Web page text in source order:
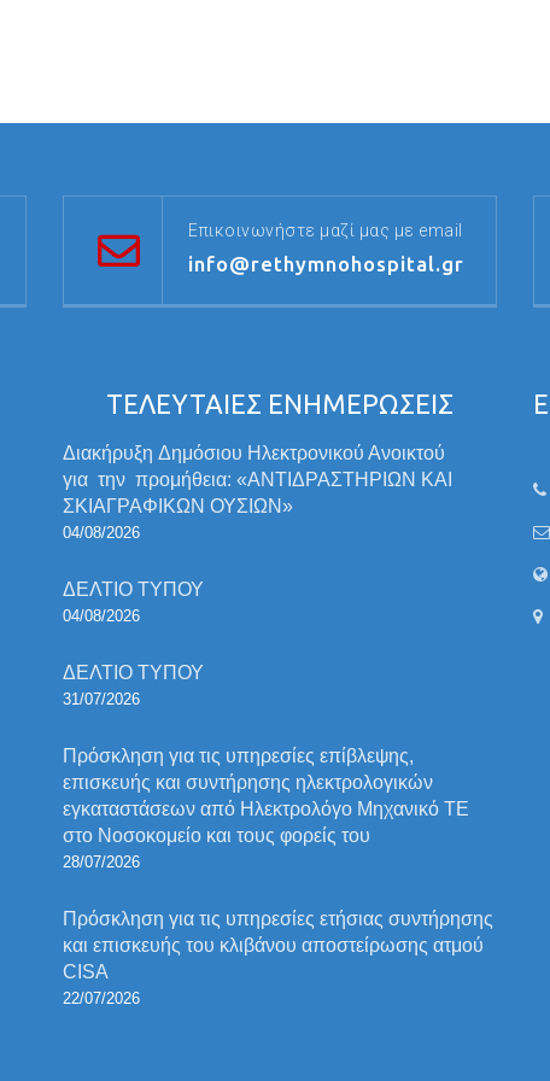
Επικοινωνήστε μαζί μας με email
info@rethymnohospital.gr
ΤΕΛΕΥΤΑΙΕΣ ΕΝΗΜΕΡΩΣΕΙΣ
Διακήρυξη Δημόσιου Ηλεκτρονικού Ανοικτού
για την προμήθεια: «ΑΝΤΙΔΡΑΣΤΗΡΙΩΝ ΚΑΙ
ΣΚΙΑΓΡΑΦΙΚΩΝ ΟΥΣΙΩΝ»
04/08/2026
ΔΕΛΤΙΟ ΤΥΠΟΥ
04/08/2026
ΔΕΛΤΙΟ ΤΥΠΟΥ
31/07/2026
Πρόσκληση για τις υπηρεσίες επίβλεψης,
επισκευής και συντήρησης ηλεκτρολογικών
εγκαταστάσεων από Ηλεκτρολόγο Μηχανικό ΤΕ
στο Νοσοκομείο και τους φορείς του
28/07/2026
Πρόσκληση για τις υπηρεσίες ετήσιας συντήρησης
και επισκευής του κλιβάνου αποστείρωσης ατμού
CISA
22/07/2026